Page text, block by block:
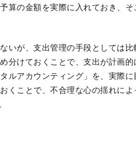
算の金額を実際に入れておき、
いが、支出管理の手段としては
分けておくことで、支出が計画的
ルアカウンティング」を、実際
くことで、不合理な心の揺れに